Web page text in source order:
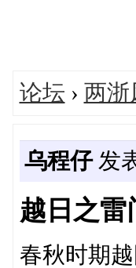
论坛 › 两浙
乌程仔发
越日之雷
春秋时期